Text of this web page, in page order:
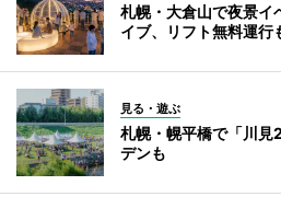
札幌・大倉山で夜景
イブ、リフト無料運行
見る・遊ぶ
札幌・幌平橋で「川
デンも